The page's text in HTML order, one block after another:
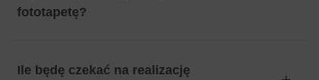
fototapetę?
Ile będę czekać na realizację